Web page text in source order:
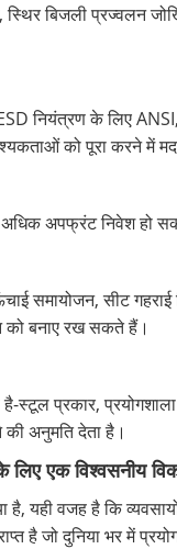
बिजली प्रज्वलन
नियंत्रण के लिए
को पूरा करने में
अपफ्रंट निवेश हो
समायोजन, सीट
को बनाए रख सकते हैं।
है-स्टूल प्रकार,
की अनुमति देता है।
लिए एक विश्वसनीय
यही वजह है कि
है जो दुनिया भर में